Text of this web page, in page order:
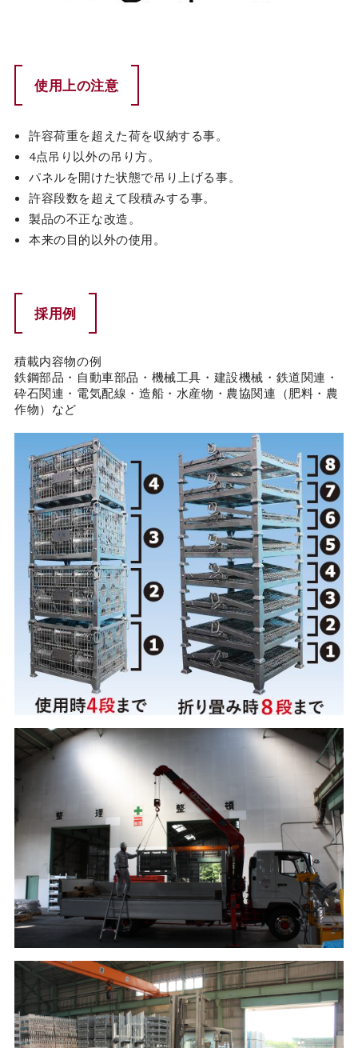
使用上の注意
許容荷重を超えた荷を収納する事。
4点吊り以外の吊り方。
パネルを開けた状態で吊り上げる事。
許容段数を超えて段積みする事。
製品の不正な改造。
本来の目的以外の使用。
採用例
積載内容物の例
鉄鋼部品・自動車部品・機械工具・建設機械・鉄道関連・
砕石関連・電気配線・造船・水産物・農協関連（肥料・農
作物）など